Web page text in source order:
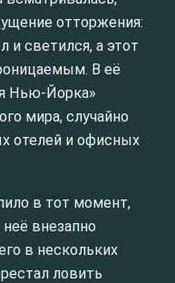
отторжения:
и светился, а этот
В её
Нью-Йорка»
мира, случайно
отелей и офисных
в тот момент,
внезапно
в нескольких
ловить